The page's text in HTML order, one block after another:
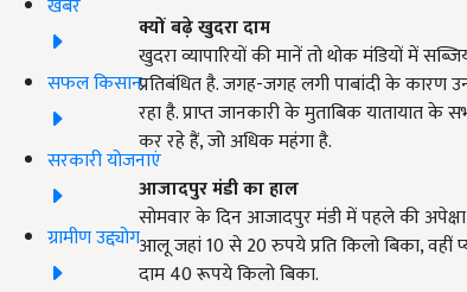
सफल किसान
सरकारी योजनाएं
ग्रामीण उद्द्योग
क्यों बढ़े खुदरा दाम
खुदरा व्यापारियों की मानें तो थोक मंडियों में
प्रतिबंधित है. जगह-जगह लगी पाबांदी के कारण
रहा है. प्राप्त जानकारी के मुताबिक यातायात
कर रहे हैं, जो अधिक महंगा है.
आजादपुर मंडी का हाल
सोमवार के दिन आजादपुर मंडी में पहले की
आलू जहां 10 से 20 रुपये प्रति किलो बिका,
दाम 40 रूपये किलो बिका.